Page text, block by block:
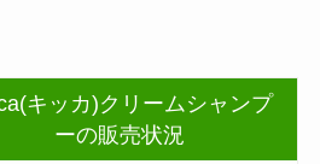
キッカ)クリームシャンプ
ーの販売状況